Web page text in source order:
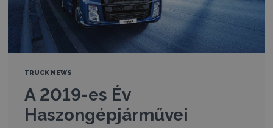
TRUCK NEWS
A 2019-es Év
Haszongépjárművei